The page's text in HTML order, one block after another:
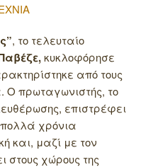
, το τελευταίο
κυκλοφόρησε
από τους
Ο πρωταγωνιστής, το
επιστρέφει
χρόνια
και, μαζί με τον
στους χώρους της